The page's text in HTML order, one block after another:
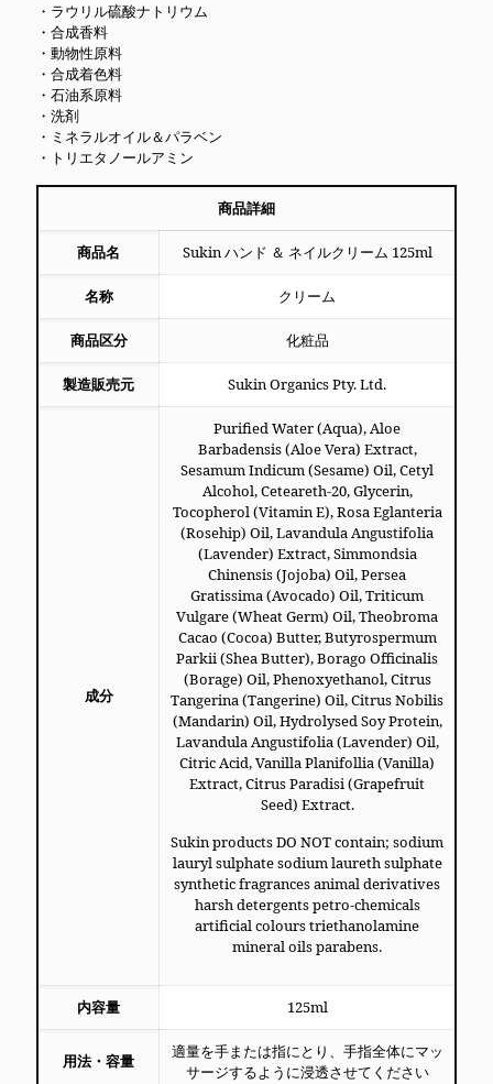
・ラウリル硫酸ナトリウム
・合成香料
・動物性原料
・合成着色料
・石油系原料
・洗剤
・ミネラルオイル＆パラベン
・トリエタノールアミン
商品詳細
商品名 Sukin ハンド ＆ ネイルクリーム 125ml
名称 クリーム
商品区分 化粧品
製造販売元 Sukin Organics Pty. Ltd.
成分
Purified Water (Aqua), Aloe
Barbadensis (Aloe Vera) Extract,
Sesamum Indicum (Sesame) Oil, Cetyl
Alcohol, Ceteareth-20, Glycerin,
Tocopherol (Vitamin E), Rosa Eglanteria
(Rosehip) Oil, Lavandula Angustifolia
(Lavender) Extract, Simmondsia
Chinensis (Jojoba) Oil, Persea
Gratissima (Avocado) Oil, Triticum
Vulgare (Wheat Germ) Oil, Theobroma
Cacao (Cocoa) Butter, Butyrospermum
Parkii (Shea Butter), Borago Officinalis
(Borage) Oil, Phenoxyethanol, Citrus
Tangerina (Tangerine) Oil, Citrus Nobilis
(Mandarin) Oil, Hydrolysed Soy Protein,
Lavandula Angustifolia (Lavender) Oil,
Citric Acid, Vanilla Planifollia (Vanilla)
Extract, Citrus Paradisi (Grapefruit
Seed) Extract.
Sukin products DO NOT contain; sodium
lauryl sulphate sodium laureth sulphate
synthetic fragrances animal derivatives
harsh detergents petro-chemicals
artificial colours triethanolamine
mineral oils parabens.
内容量 125ml
用法・容量
適量を手または指にとり、手指全体にマッ
サージするように浸透させてください